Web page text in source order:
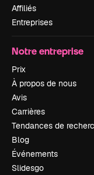
Affiliés
Entreprises
Notre entreprise
Prix
À propos de nous
Avis
Carrières
Tendances de
Blog
Événements
Slidesgo